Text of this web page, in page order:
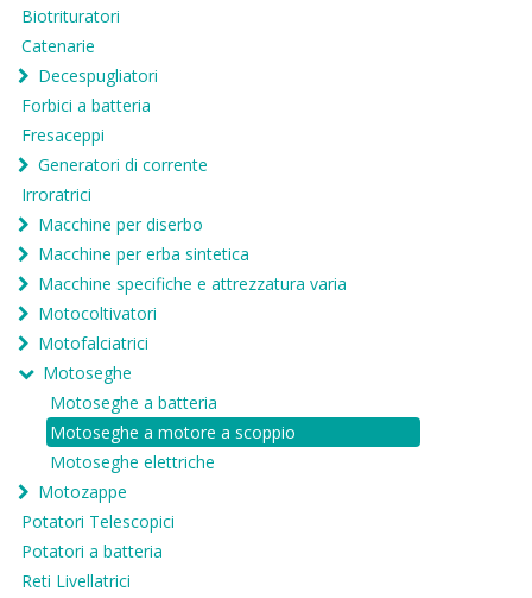
Biotrituratori
Catenarie
Decespugliatori
Forbici a batteria
Fresaceppi
Generatori di corrente
Irroratrici
Macchine per diserbo
Macchine per erba sintetica
Macchine specifiche e attrezzatura varia
Motocoltivatori
Motofalciatrici
Motoseghe
Motoseghe a batteria
Motoseghe a motore a scoppio
Motoseghe elettriche
Motozappe
Potatori Telescopici
Potatori a batteria
Reti Livellatrici